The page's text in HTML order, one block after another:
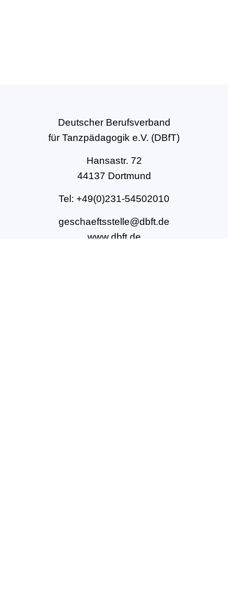
Deutscher Berufsverband
für Tanzpädagogik e.V. (DBfT)
Hansastr. 72
44137 Dortmund
Tel: +49(0)231-54502010
geschaeftsstelle@dbft.de
www.dbft.de